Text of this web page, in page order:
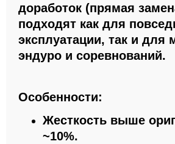
доработок (прямая
подходят как для
эксплуатации, так и для
эндуро и соревнований.
Особенности:
Жесткость выше
~10%.